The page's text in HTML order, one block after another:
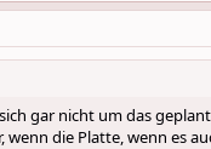
gar nicht um das
wenn die Platte, wenn es